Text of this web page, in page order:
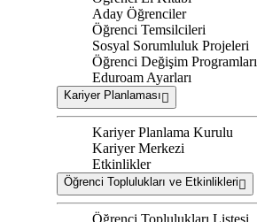
Aday Öğrenciler
Öğrenci Temsilcileri
Sosyal Sorumluluk Projeleri
Öğrenci Değişim Programları
Eduroam Ayarları
Kariyer Planlaması
Kariyer Planlama Kurulu
Kariyer Merkezi
Etkinlikler
Öğrenci Toplulukları ve Etkinlikleri